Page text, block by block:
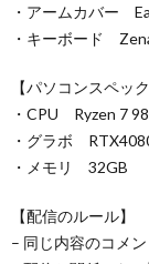
・アームカバー
・キーボード
【パソコンスペック
・CPU Ryzen 7
・グラボ
・メモリ 32GB
【配信のルール】
– 同じ内容のコメ